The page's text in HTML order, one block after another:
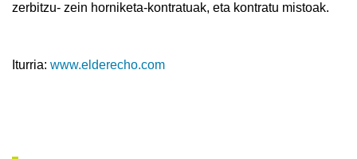
zerbitzu- zein horniketa-kontratuak, eta kontratu mistoak.
Iturria: www.elderecho.com